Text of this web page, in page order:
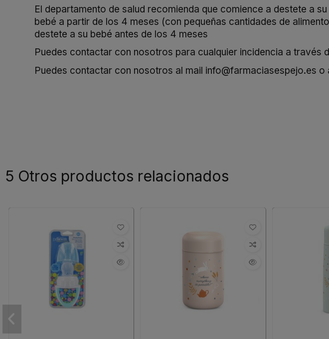
El departamento de salud recomienda que comience a destete a
bebé a partir de los 4 meses (con pequeñas cantidades de
destete a su bebé antes de los 4 meses
Puedes contactar con nosotros para cualquier incidencia a través
Puedes contactar con nosotros al mail info@farmaciasespejo.es o
5 Otros productos relacionados